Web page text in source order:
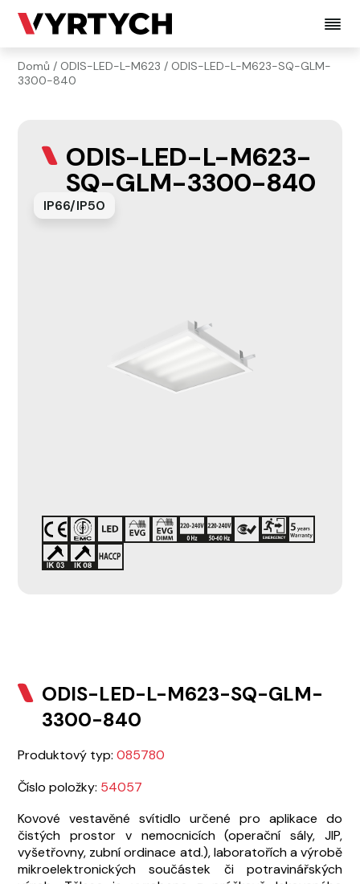
Domů / ODIS-LED-L-M623 / ODIS-LED-L-M623-SQ-GLM-
3300-840
ODIS-LED-L-M623-
SQ-GLM-3300-840
IP66/IP50
ODIS-LED-L-M623-SQ-GLM-
3300-840
Produktový typ:085780
Číslo položky: 54057
Kovové vestavěné svítidlo určené pro aplikace do
čistých prostor v nemocnicích (operační sály, JIP,
vyšetřovny, zubní ordinace atd.), laboratořích a výrobě
mikroelektronických součástek či potravinářských